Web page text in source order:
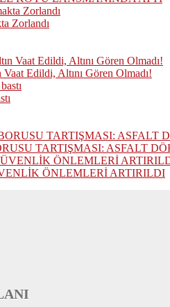
Zorlandı
Vaat Edildi, Altını Gören Olmadı!
TARTIŞMASI: ASFALT
ÖNLEMLERİ ARTIRILDI